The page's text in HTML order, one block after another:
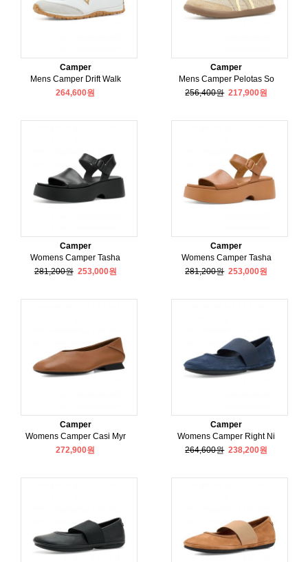
Camper
Mens Camper Drift Walk
264,600원
Camper
Mens Camper Pelotas So
256,400원 217,900원
Camper
Womens Camper Tasha
281,200원 253,000원
Camper
Womens Camper Tasha
281,200원 253,000원
Camper
Womens Camper Casi Myr
272,900원
Camper
Womens Camper Right Ni
264,600원 238,200원